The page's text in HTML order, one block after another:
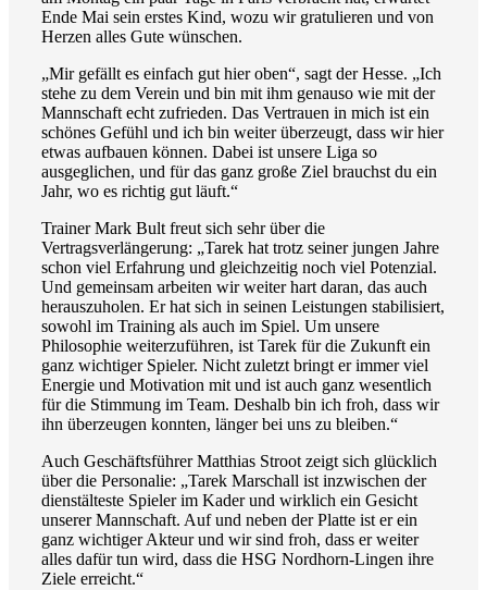
Ende Mai sein erstes Kind, wozu wir gratulieren und von
Herzen alles Gute wünschen.
„Mir gefällt es einfach gut hier oben“, sagt der Hesse. „Ich
stehe zu dem Verein und bin mit ihm genauso wie mit der
Mannschaft echt zufrieden. Das Vertrauen in mich ist ein
schönes Gefühl und ich bin weiter überzeugt, dass wir hier
etwas aufbauen können. Dabei ist unsere Liga so
ausgeglichen, und für das ganz große Ziel brauchst du ein
Jahr, wo es richtig gut läuft.“
Trainer Mark Bult freut sich sehr über die
Vertragsverlängerung: „Tarek hat trotz seiner jungen Jahre
schon viel Erfahrung und gleichzeitig noch viel Potenzial.
Und gemeinsam arbeiten wir weiter hart daran, das auch
herauszuholen. Er hat sich in seinen Leistungen stabilisiert,
sowohl im Training als auch im Spiel. Um unsere
Philosophie weiterzuführen, ist Tarek für die Zukunft ein
ganz wichtiger Spieler. Nicht zuletzt bringt er immer viel
Energie und Motivation mit und ist auch ganz wesentlich
für die Stimmung im Team. Deshalb bin ich froh, dass wir
ihn überzeugen konnten, länger bei uns zu bleiben.“
Auch Geschäftsführer Matthias Stroot zeigt sich glücklich
über die Personalie: „Tarek Marschall ist inzwischen der
dienstälteste Spieler im Kader und wirklich ein Gesicht
unserer Mannschaft. Auf und neben der Platte ist er ein
ganz wichtiger Akteur und wir sind froh, dass er weiter
alles dafür tun wird, dass die HSG Nordhorn-Lingen ihre
Ziele erreicht.“